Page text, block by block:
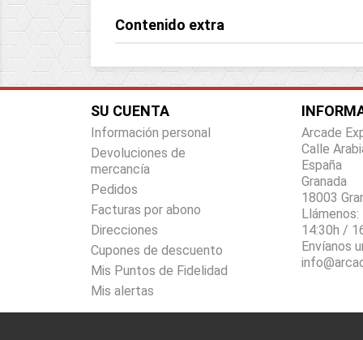
Contenido extra
SU CUENTA
Información personal
Devoluciones de
mercancía
Pedidos
Facturas por abono
Direcciones
Cupones de descuento
Mis Puntos de Fidelidad
Mis alertas
Arcade
Calle
España
Granada
18003
Llámenos:
14:30h /
Envíanos